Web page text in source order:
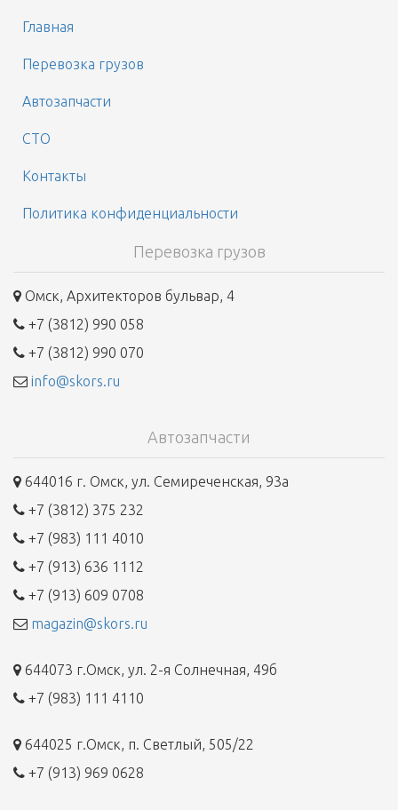
Главная
Перевозка грузов
Автозапчасти
СТО
Контакты
Политика конфиденциальности
Перевозка грузов
Омск, Архитекторов бульвар, 4
+7 (3812) 990 058
+7 (3812) 990 070
info@skors.ru
Автозапчасти
644016 г. Омск, ул. Семиреченская, 93а
+7 (3812) 375 232
+7 (983) 111 4010
+7 (913) 636 1112
+7 (913) 609 0708
magazin@skors.ru
644073 г.Омск, ул. 2-я Солнечная, 49б
+7 (983) 111 4110
644025 г.Омск, п. Светлый, 505/22
+7 (913) 969 0628